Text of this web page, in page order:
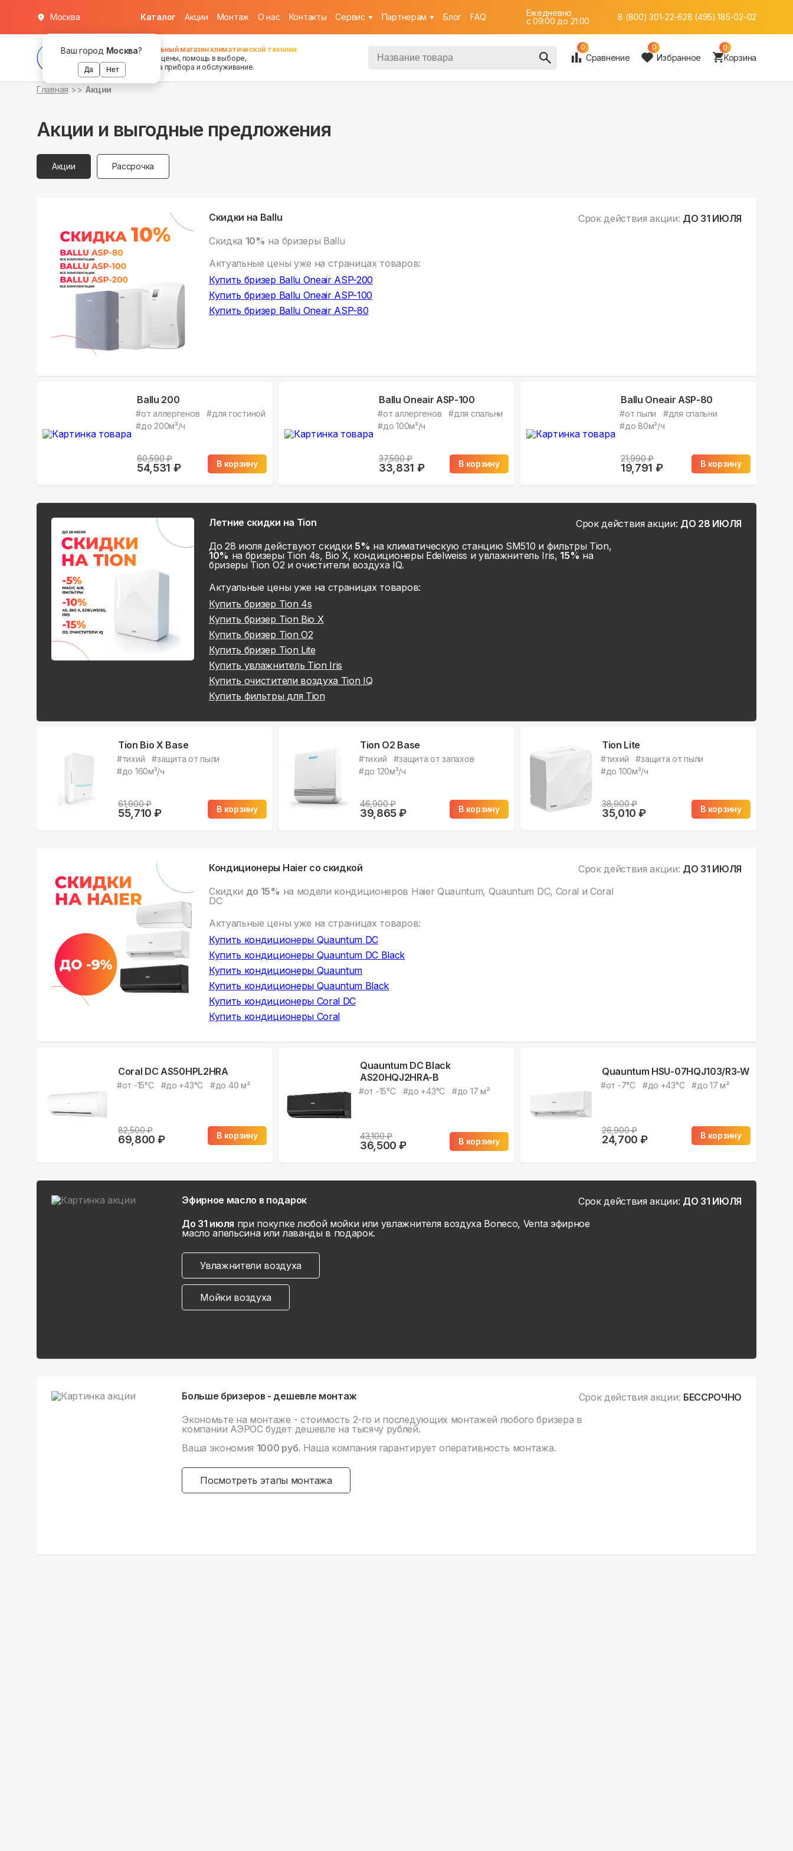
Ваш город Москва?
Да Нет
Москва Каталог Акции Монтаж О нас Контакты Cервис Партнерам Блог FAQ
Ежедневно
c 09:00 до 21:00
8 (800) 301-22-628 (495) 185-02-02
Федеральный магазин климатической техники:
хорошие цены, помощь в выборе,
установка прибора и обслуживание.
0
Сравнение
0
Избранное
0
Корзина
Главная Акции
Акции и выгодные предложения
Акции Рассрочка
Скидки на Ballu Срок действия акции: ДО 31 ИЮЛЯ
Скидка 10% на бризеры Ballu
Актуальные цены уже на страницах товаров:
Купить бризер Ballu Oneair ASP-200
Купить бризер Ballu Oneair ASP-100
Купить бризер Ballu Oneair ASP-80
Ballu 200
#от аллергенов #для гостиной
#до 200м³/ч
60,590₽
54,531 ₽ В корзину
Ballu Oneair ASP-100
#от аллергенов #для спальни
#до 100м³/ч
37,590₽
33,831 ₽ В корзину
Ballu Oneair ASP-80
#от пыли #для спальни
#до 80м³/ч
21,990₽
19,791 ₽ В корзину
Летние скидки на Tion Срок действия акции: ДО 28 ИЮЛЯ
До 28 июля действуют скидки 5% на климатическую станцию SM510 и фильтры Tion,
10% на бризеры Tion 4s, Bio X, кондиционеры Edelweiss и увлажнитель Iris, 15% на
бризеры Tion O2 и очистители воздуха IQ.
Актуальные цены уже на страницах товаров:
Купить бризер Tion 4s
Купить бризер Tion Bio X
Купить бризер Tion O2
Купить бризер Tion Lite
Купить увлажнитель Tion Iris
Купить очистители воздуха Tion IQ
Купить фильтры для Tion
Tion Bio X Base
#тихий #защита от пыли
#до 160м³/ч
61,900₽
55,710 ₽ В корзину
Tion O2 Base
#тихий #защита от запахов
#до 120м³/ч
46,900₽
39,865₽ В корзину
Tion Lite
#тихий #защита от пыли
#до 100м³/ч
38,900₽
35,010 ₽ В корзину
Кондиционеры Haier со скидкой Срок действия акции: ДО 31 ИЮЛЯ
Скидки до 15% на модели кондиционеров Haier Quauntum, Quauntum DC, Coral и Coral
DC
Актуальные цены уже на страницах товаров:
Купить кондиционеры Quauntum DC
Купить кондиционеры Quauntum DC Black
Купить кондиционеры Quauntum
Купить кондиционеры Quauntum Black
Купить кондиционеры Coral DC
Купить кондиционеры Coral
Coral DC AS50HPL2HRA
#от -15°С #до +43°С #до 40 м²
82,500₽
69,800 ₽ В корзину
Quauntum DC Black
AS20HQJ2HRA-B
#от -15°С #до +43°С #до 17 м²
43,100₽
36,500 ₽ В корзину
Quauntum HSU-07HQJ103/R3-W
#от -7°С #до +43°С #до 17 м²
26,900₽
24,700 ₽ В корзину
Эфирное масло в подарок Срок действия акции: ДО 31 ИЮЛЯ
До 31 июля при покупке любой мойки или увлажнителя воздуха Boneco, Venta эфирное
масло апельсина или лаванды в подарок.
Увлажнители воздуха
Мойки воздуха
Больше бризеров - дешевле монтаж Срок действия акции: БЕССРОЧНО
Экономьте на монтаже - стоимость 2-го и последующих монтажей любого бризера в
компании АЭРОС будет дешевле на тысячу рублей.
Ваша экономия 1000 руб. Наша компания гарантирует оперативность монтажа.
Посмотреть этапы монтажа